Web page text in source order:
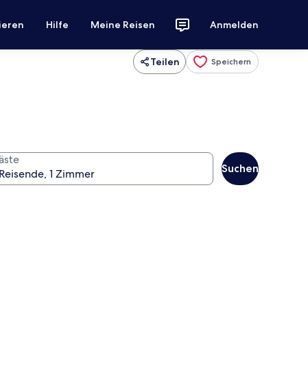
Hilfe Meine Reisen Anmelden
Teilen Speichern
Suchen